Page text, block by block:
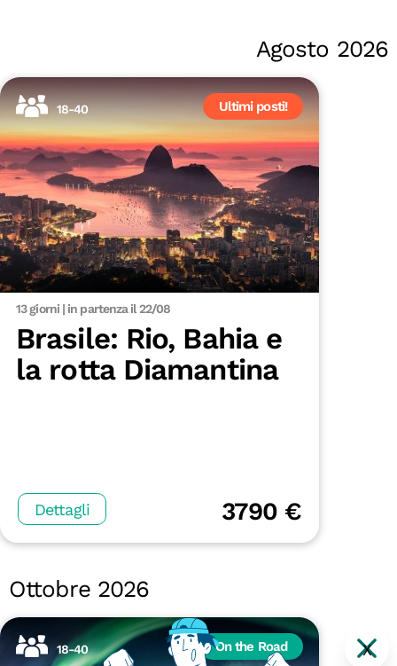
Agosto 2026
18-40 Ultimi posti!
13 giorni | in partenza il 22/08
Brasile: Rio, Bahia e
la rotta Diamantina
Dettagli 3790 €
Ottobre 2026
18-40 On the Road X